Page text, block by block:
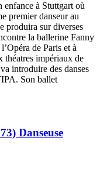
enfance à Stuttgart où
premier danseur au
produira sur diverses
la ballerine Fanny
de Paris et à
théatres impériaux de
introduire des danses
Son ballet
Danseuse